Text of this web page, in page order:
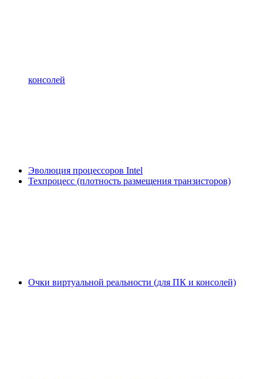
консолей
Эволюция процессоров Intel
Техпроцесс (плотность размещения транзисторов)
Очки виртуальной реальности (для ПК и консолей)